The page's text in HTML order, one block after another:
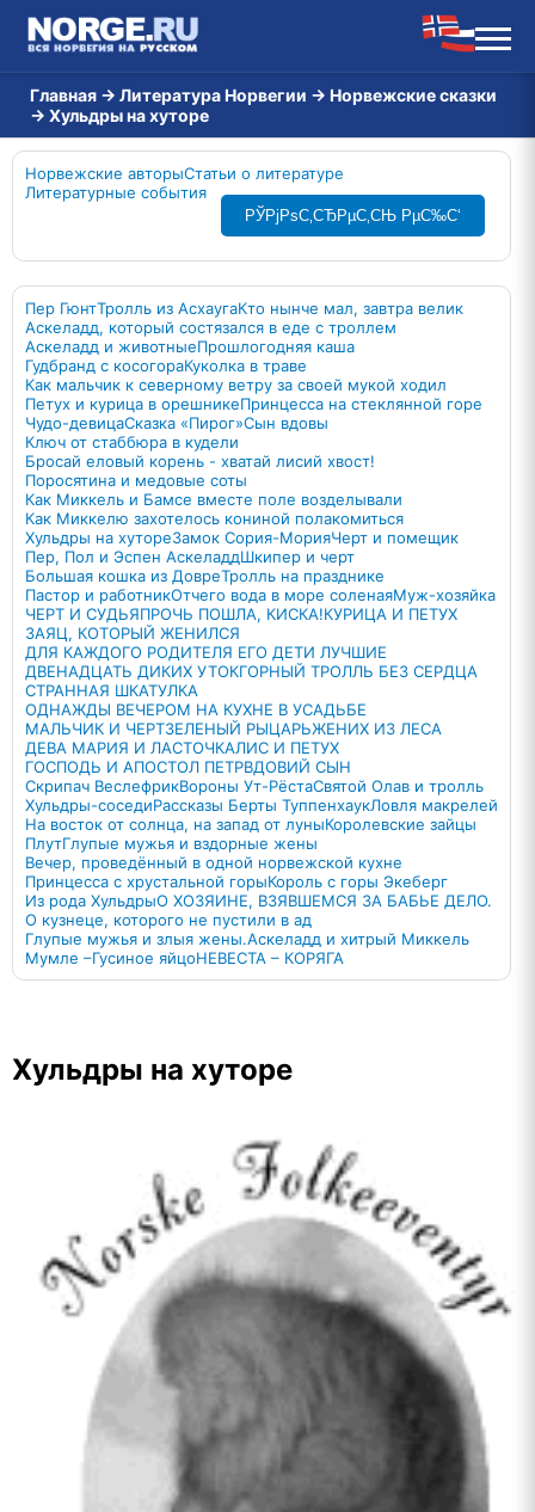
Главная → Литература Норвегии → Норвежские сказки
→ Хульдры на хуторе
Норвежские авторыСтатьи о литературе
Литературные события
РЎРјРѕС‚СЂРµС‚СЊ РµС‰С‘
Пер ГюнтТролль из АсхаугаКто нынче мал, завтра велик
Аскеладд, который состязался в еде с троллем
Аскеладд и животныеПрошлогодняя каша
Гудбранд с косогораКуколка в траве
Как мальчик к северному ветру за своей мукой ходил
Петух и курица в орешникеПринцесса на стеклянной горе
Чудо-девицаСказка «Пирог»Сын вдовы
Ключ от стаббюра в кудели
Бросай еловый корень - хватай лисий хвост!
Поросятина и медовые соты
Как Миккель и Бамсе вместе поле возделывали
Как Миккелю захотелось кониной полакомиться
Хульдры на хутореЗамок Сория-МорияЧерт и помещик
Пер, Пол и Эспен АскеладдШкипер и черт
Большая кошка из ДовреТролль на празднике
Пастор и работникОтчего вода в море соленаяМуж-хозяйка
ЧЕРТ И СУДЬЯПРОЧЬ ПОШЛА, КИСКА!КУРИЦА И ПЕТУХ
ЗАЯЦ, КОТОРЫЙ ЖЕНИЛСЯ
ДЛЯ КАЖДОГО РОДИТЕЛЯ ЕГО ДЕТИ ЛУЧШИЕ
ДВЕНАДЦАТЬ ДИКИХ УТОКГОРНЫЙ ТРОЛЛЬ БЕЗ СЕРДЦА
СТРАННАЯ ШКАТУЛКА
ОДНАЖДЫ ВЕЧЕРОМ НА КУХНЕ В УСАДЬБЕ
МАЛЬЧИК И ЧЕРТЗЕЛЕНЫЙ РЫЦАРЬЖЕНИХ ИЗ ЛЕСА
ДЕВА МАРИЯ И ЛАСТОЧКАЛИС И ПЕТУХ
ГОСПОДЬ И АПОСТОЛ ПЕТРВДОВИЙ СЫН
Скрипач ВеслефрикВороны Ут-РёстаСвятой Олав и тролль
Хульдры-соседиРассказы Берты ТуппенхаукЛовля макрелей
На восток от солнца, на запад от луныКоролевские зайцы
ПлутГлупые мужья и вздорные жены
Вечер, проведённый в одной норвежской кухне
Принцесса с хрустальной горыКороль с горы Экеберг
Из рода ХульдрыО ХОЗЯИНЕ, ВЗЯВШЕМСЯ ЗА БАБЬЕ ДЕЛО.
О кузнеце, которого не пустили в ад
Глупые мужья и злыя жены.Аскеладд и хитрый Миккель
Мумле –Гусиное яйцоНЕВЕСТА – КОРЯГА
Хульдры на хуторе